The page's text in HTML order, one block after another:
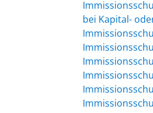
bei Kapital-